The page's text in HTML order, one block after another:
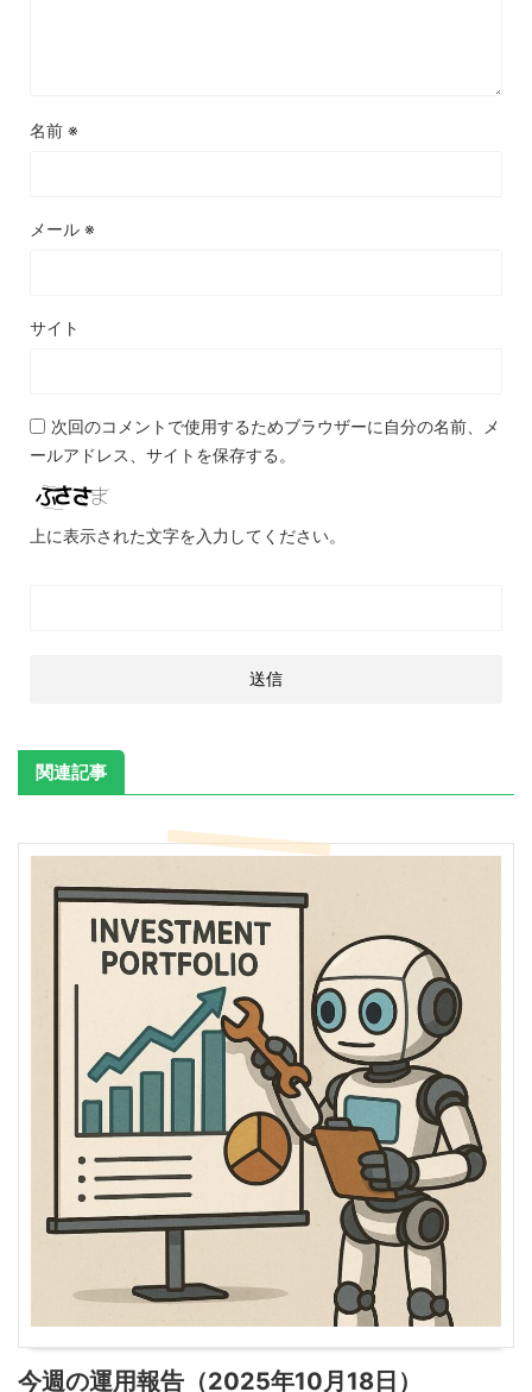
名前 ※
メール ※
サイト
次回のコメントで使用するためブラウザーに自分の名前、メ
ールアドレス、サイトを保存する。
上に表示された文字を入力してください。
関連記事
今週の運用報告（2025年10月18日）